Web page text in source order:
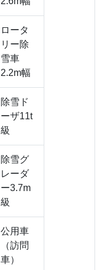
ロータ
リー除
雪車
2.2m幅
除雪ド
ーザ11t
級
除雪グ
レーダ
ー3.7m
級
公用車
（訪問
車）